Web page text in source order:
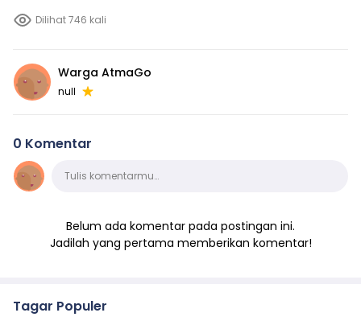
Dilihat 746 kali
Warga AtmaGo
null
0 Komentar
KomentarTulis komentarmu…
Belum ada komentar pada postingan ini.
Jadilah yang pertama memberikan komentar!
Tagar Populer